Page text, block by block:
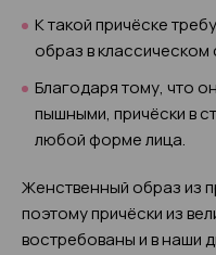
К такой причёске
образ в классическом
Благодаря тому, что
пышными, причёски в
любой форме лица.
Женственный образ из
поэтому причёски из
востребованы и в наши